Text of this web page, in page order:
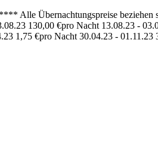
Alle Übernachtungspreise
130,00 €pro Nacht 13.08.23 -
1,75 €pro Nacht 30.04.23 -